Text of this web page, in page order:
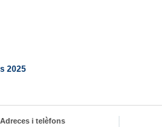
2025
Adreces i telèfons